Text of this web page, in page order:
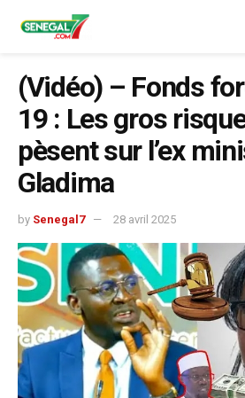
(Vidéo) – Fonds
19 : Les gros
pèsent sur l’ex
Gladima
by Senegal7 28 avril 2025